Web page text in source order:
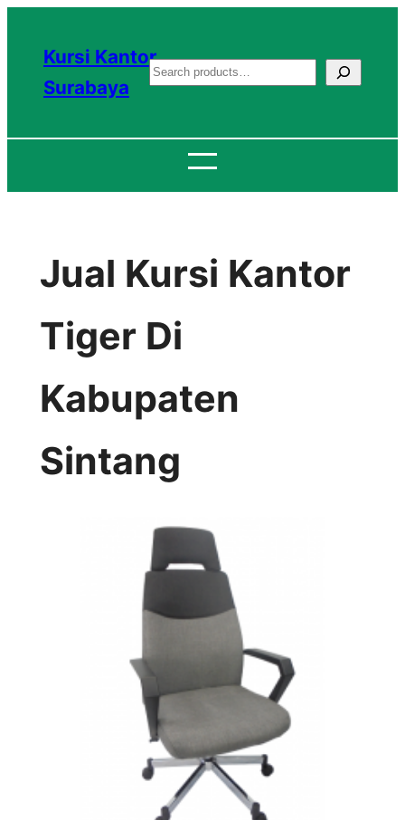
konten
Kursi Kantor
Surabaya
S
a
c
Jual Kursi Kantor
Tiger Di
Kabupaten
Sintang